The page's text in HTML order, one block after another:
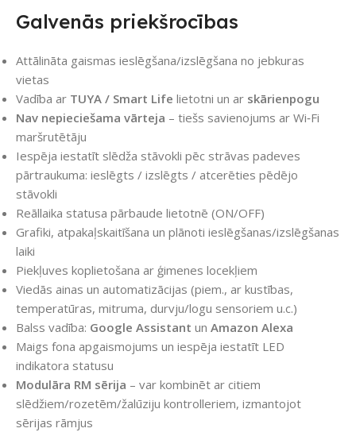
Galvenās priekšrocības
Attālināta gaismas ieslēgšana/izslēgšana no jebkuras
vietas
Vadība ar TUYA / Smart Life lietotni un ar skārienpogu
Nav nepieciešama vārteja – tiešs savienojums ar Wi‑Fi
maršrutētāju
Iespēja iestatīt slēdža stāvokli pēc strāvas padeves
pārtraukuma: ieslēgts / izslēgts / atcerēties pēdējo
stāvokli
Reāllaika statusa pārbaude lietotnē (ON/OFF)
Grafiki, atpakaļskaitīšana un plānoti ieslēgšanas/izslēgšanas
laiki
Piekļuves koplietošana ar ģimenes locekļiem
Viedās ainas un automatizācijas (piem., ar kustības,
temperatūras, mitruma, durvju/logu sensoriem u.c.)
Balss vadība: Google Assistant un Amazon Alexa
Maigs fona apgaismojums un iespēja iestatīt LED
indikatora statusu
Modulāra RM sērija – var kombinēt ar citiem
slēdžiem/rozetēm/žalūziju kontrolleriem, izmantojot
sērijas rāmjus